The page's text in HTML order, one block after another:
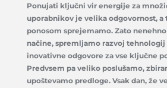
Ponujati ključni vir energije za
uporabnikov je velika odgovornost, a
ponosom sprejemamo. Zato
načine, spremljamo razvoj
inovativne odgovore za vse ključne
Predvsem pa veliko poslušamo,
upoštevamo predloge. Vsak dan, že